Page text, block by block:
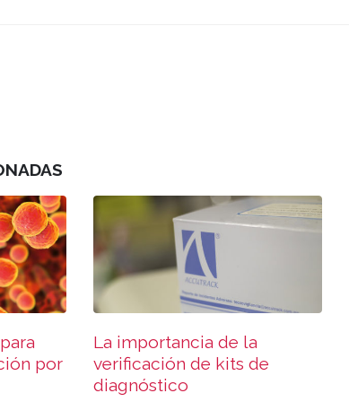
por
La importancia de la
verificación de kits de
diagnóstico